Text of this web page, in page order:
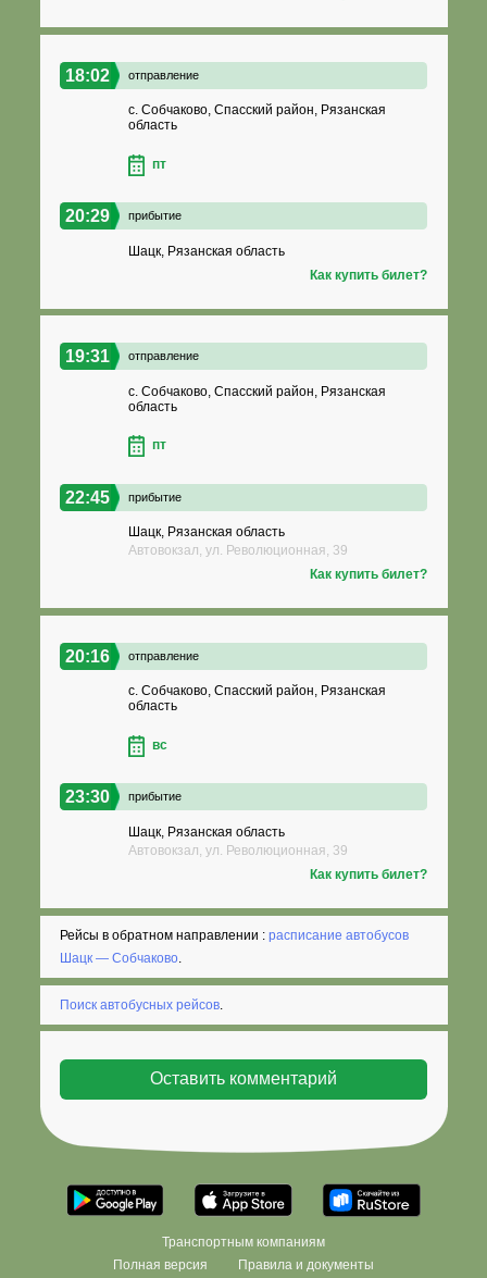
18:02 отправление
с. Собчаково, Спасский район, Рязанская
область
пт
20:29 прибытие
Шацк, Рязанская область
Как купить билет?
19:31 отправление
с. Собчаково, Спасский район, Рязанская
область
пт
22:45 прибытие
Шацк, Рязанская область
Автовокзал, ул. Революционная, 39
Как купить билет?
20:16 отправление
с. Собчаково, Спасский район, Рязанская
область
вс
23:30 прибытие
Шацк, Рязанская область
Автовокзал, ул. Революционная, 39
Как купить билет?
Рейсы в обратном направлении :расписание автобусов
Шацк — Собчаково.
Поиск автобусных рейсов
Транспортным компаниям
Полная версия
Правила и документы